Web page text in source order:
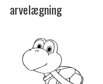
arvelægning